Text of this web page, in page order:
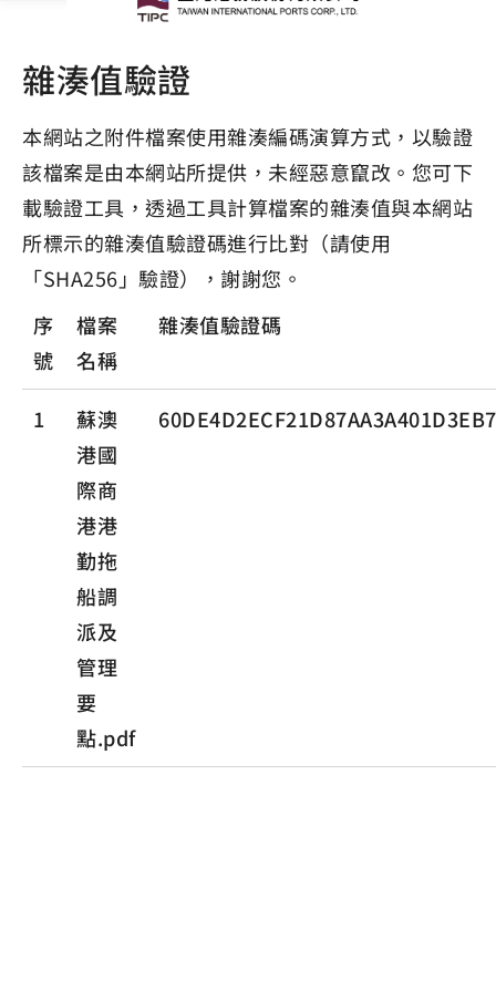
雜湊值驗證
本網站之附件檔案使用雜湊編碼演算方式，以驗證
該檔案是由本網站所提供，未經惡意竄改。您可下
載驗證工具，透過工具計算檔案的雜湊值與本網站
所標示的雜湊值驗證碼進行比對（請使用
「SHA256」驗證），謝謝您。
序
號
檔案
名稱
雜湊值驗證碼
1
蘇澳
港國
際商
港港
勤拖
船調
派及
管理
要
點.pdf